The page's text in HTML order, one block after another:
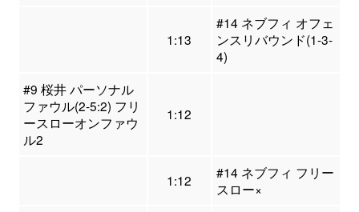
1:13
#14 ネブフィ オフェ
ンスリバウンド(1-3-
4)
#9 桜井 パーソナル
ファウル(2-5:2) フリ
ースローオンファウ
ル2
1:12
1:12
#14 ネブフィ フリー
スロー×